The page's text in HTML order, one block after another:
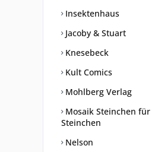
Insektenhaus
Jacoby & Stuart
Knesebeck
Kult Comics
Mohlberg Verlag
Mosaik Steinchen für
Steinchen
Nelson